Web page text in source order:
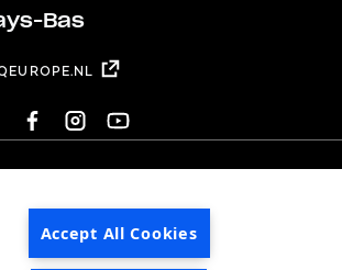
Bas
FACEBOOKINSTAGRAM
YOUTUBE
Accept All Cookies